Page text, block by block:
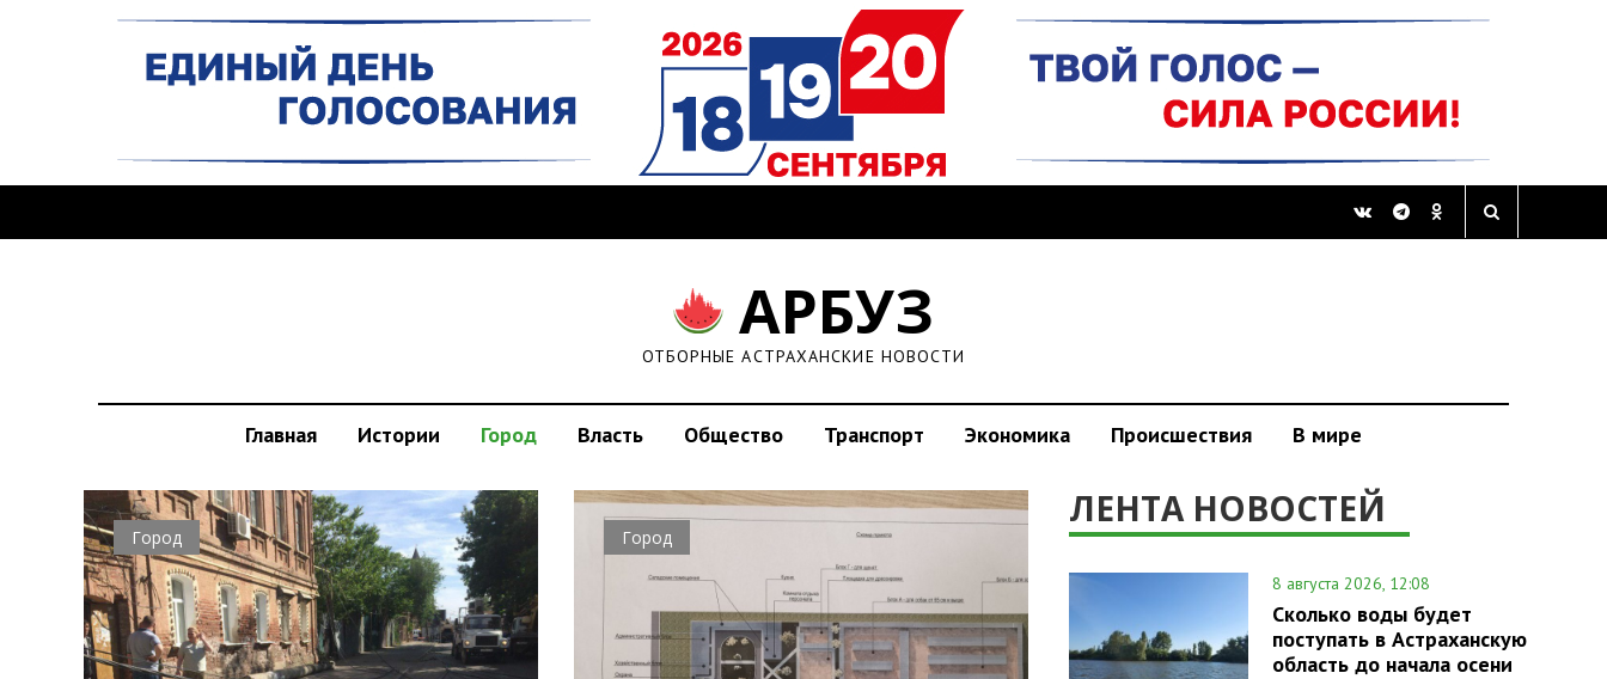
АРБУЗ
ОТБОРНЫЕ АСТРАХАНСКИЕ НОВОСТИ
Главная Истории Город Власть Общество Транспорт Экономика Происшествия В мире
Город Город
ЛЕНТА НОВОСТЕЙ
8 августа 2026, 12:08
Сколько воды будет
поступать в Астраханскую
область до начала осени